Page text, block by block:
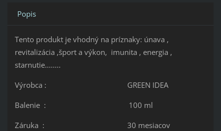
Popis
Tento produkt je vhodný na príznaky: únava ,
revitalizácia ,šport a výkon, imunita , energia ,
starnutie........
Výrobca : GREEN IDEA
Balenie : 100 ml
Záruka : 30 mesiacov